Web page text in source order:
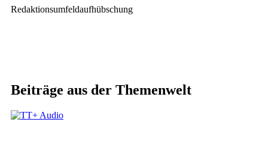
Redaktionsumfeldaufhübschung
Beiträge aus der Themenwelt